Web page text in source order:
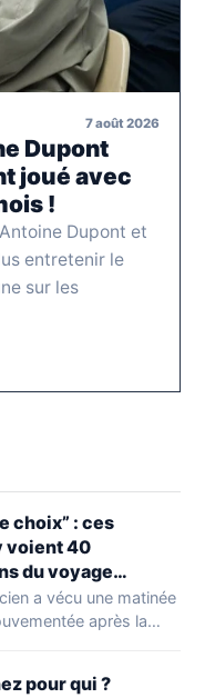
7 août 2026
Dupont
joué avec
!
Dupont et
entretenir le
sur les
choix” : ces
voient 40
du voyage
stade, ils les
d’1 heure
a vécu une matinée
après la
pour qui ?